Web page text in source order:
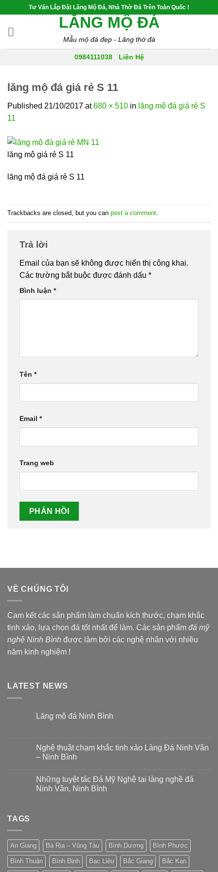
content
Tư Vấn Lắp Đặt Lăng Mộ Đá, Nhà Thờ Đá Trên Toàn Quốc !
LĂNG MỘ ĐÁ
Mẫu mộ đá đẹp - Lăng thờ đá
0984111038- Liên Hệ
lăng mộ đá giá rẻ S 11
Published 21/10/2017 at680 × 510 in lăng mộ đá giá rẻ S
11
lăng mộ giá rẻ S 11
lăng mộ đá giá rẻ S 11
Trackbacks are closed, but you can post a comment.
Trả lời
Email của bạn sẽ không được hiển thị công khai.
Các trường bắt buộc được đánh dấu *
Bình luận *
Tên *
Email *
Trang web
VỀ CHÚNG TÔI
Cam kết các sản phẩm làm chuẩn kích thước, chạm khắc
tinh xảo, lựa chọn đá tốt nhất để làm. Các sản phẩm đá mỹ
nghệ Ninh Bình được làm bởi các nghệ nhân với nhiều
năm kinh nghiệm !
LATEST NEWS
Lăng mộ đá Ninh Bình
Nghệ thuật chạm khắc tinh xảo Làng Đá Ninh Vân
– Ninh Bình
Những tuyệt tác Đá Mỹ Nghệ tại làng nghề đá
Ninh Vân, Ninh Bình
TAGS
An Giang Bà Rịa – Vũng Tàu Bình Dương Bình Phước
Bình Thuận Bình Định Bạc Liêu Bắc Giang Bắc Kạn